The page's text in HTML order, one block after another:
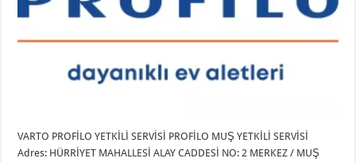
VARTO PROFİLO YETKİLİ SERVİSİ PROFİLO MUŞ YETKİLİ SERVİSİ
Adres: HÜRRİYET MAHALLESİ ALAY CADDESİ NO: 2 MERKEZ / MUŞ